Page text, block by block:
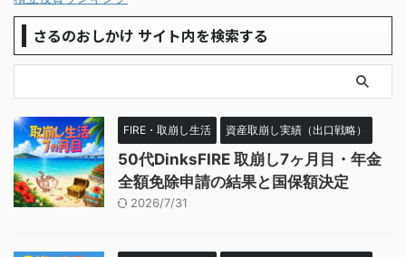
さるのおしかけ サイト内を検索する
FIRE・取崩し生活 資産取崩し実績（出口戦略）
50代DinksFIRE 取崩し7ヶ月目・年金
全額免除申請の結果と国保額決定
2026/7/31